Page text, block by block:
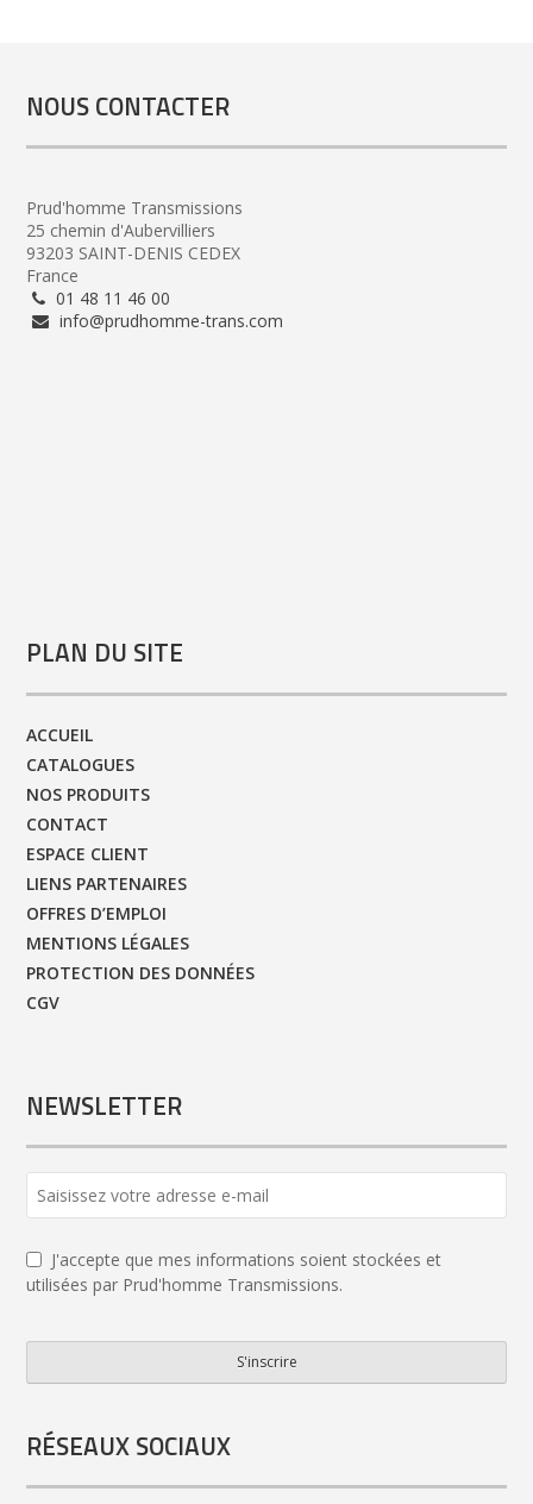
NOUS CONTACTER
Prud'homme Transmissions
25 chemin d'Aubervilliers
93203 SAINT-DENIS CEDEX
France
01 48 11 46 00
info@prudhomme-trans.com
PLAN DU SITE
ACCUEIL
CATALOGUES
NOS PRODUITS
CONTACT
ESPACE CLIENT
LIENS PARTENAIRES
OFFRES D’EMPLOI
MENTIONS LÉGALES
PROTECTION DES DONNÉES
CGV
NEWSLETTER
J'accepte que mes informations soient stockées et
utilisées par Prud'homme Transmissions.
S'inscrire
Website *
RÉSEAUX SOCIAUX